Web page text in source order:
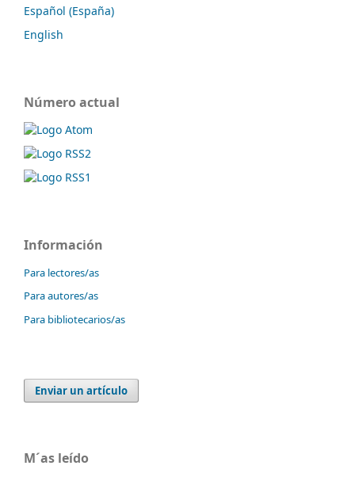
Español (España)
English
Número actual
Información
Para lectores/as
Para autores/as
Para bibliotecarios/as
Enviar un artículo
M´as leído